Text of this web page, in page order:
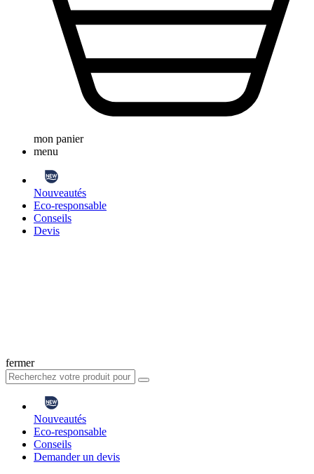
mon panier
menu
Nouveautés
Eco-responsable
Conseils
Devis
fermer
Nouveautés
Eco-responsable
Conseils
Demander un devis